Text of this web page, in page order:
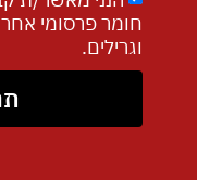
וגרילים.